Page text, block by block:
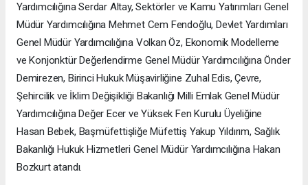
Yardımcılığına Serdar Altay, Sektörler ve Kamu Yatırımları Genel
Müdür Yardımcılığına Mehmet Cem Fendoğlu, Devlet Yardımları
Genel Müdür Yardımcılığına Volkan Öz, Ekonomik Modelleme
ve Konjonktür Değerlendirme Genel Müdür Yardımcılığına Önder
Demirezen, Birinci Hukuk Müşavirliğine Zuhal Edis, Çevre,
Şehircilik ve İklim Değişikliği Bakanlığı Milli Emlak Genel Müdür
Yardımcılığına Değer Ecer ve Yüksek Fen Kurulu Üyeliğine
Hasan Bebek, Başmüfettişliğe Müfettiş Yakup Yıldırım, Sağlık
Bakanlığı Hukuk Hizmetleri Genel Müdür Yardımcılığına Hakan
Bozkurt atandı.